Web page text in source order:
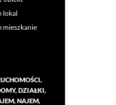
lokal
mieszkanie
DZIAŁKI,
NAJEM,